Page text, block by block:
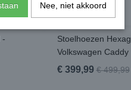
-
Stoelhoezen
Volkswagen Caddy
€ 399,99 € 499,99
Nee, niet akkoord